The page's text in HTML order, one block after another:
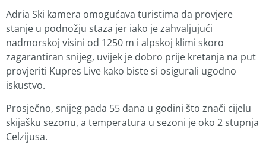
Adria Ski kamera omogućava turistima da provjere
stanje u podnožju staza jer iako je zahvaljujući
nadmorskoj visini od 1250 m i alpskoj klimi skoro
zagarantiran snijeg, uvijek je dobro prije kretanja na put
provjeriti Kupres Live kako biste si osigurali ugodno
iskustvo.
Prosječno, snijeg pada 55 dana u godini što znači cijelu
skijašku sezonu, a temperatura u sezoni je oko 2 stupnja
Celzijusa.